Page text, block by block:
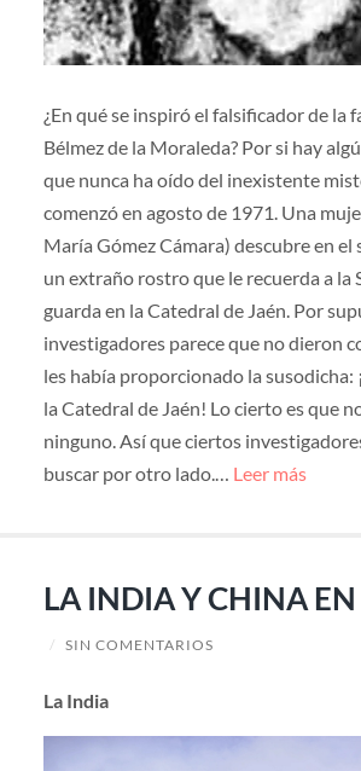
¿En qué se inspiró el falsificador de la
Bélmez de la Moraleda? Por si hay
que nunca ha oído del inexistente
comenzó en agosto de 1971. Una
María Gómez Cámara) descubre en el
un extraño rostro que le recuerda a la
guarda en la Catedral de Jaén. Por
investigadores parece que no dieron
les había proporcionado la susodicha:
la Catedral de Jaén! Lo cierto es que
ninguno. Así que ciertos
buscar por otro lado.… Leer más
LA INDIA Y CHINA
/ SIN COMENTARIOS
La India